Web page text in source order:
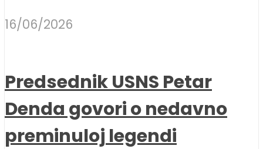
16/06/2026
Predsednik USNS Petar
Denda govori o nedavno
preminuloj legendi